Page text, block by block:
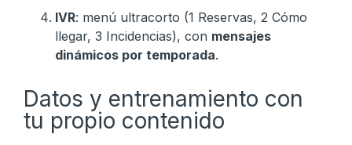
IVR: menú ultracorto (1 Reservas, 2 Cómo
llegar, 3 Incidencias), con mensajes
dinámicos por temporada.
Datos y entrenamiento con
tu propio contenido